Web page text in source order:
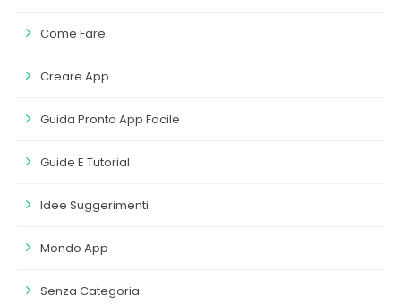
Come Fare
Creare App
Guida Pronto App Facile
Guide E Tutorial
Idee Suggerimenti
Mondo App
Senza Categoria